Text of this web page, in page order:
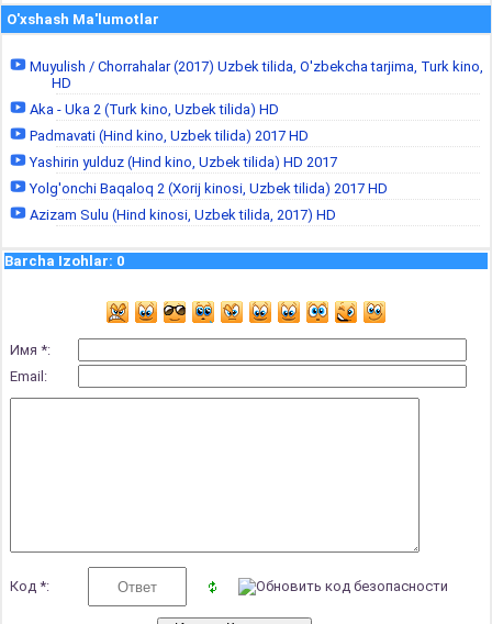
O'xshash Ma'lumotlar
Muyulish / Chorrahalar (2017) Uzbek tilida, O'zbekcha tarjima, Turk kino,
HD
Aka - Uka 2 (Turk kino, Uzbek tilida) HD
Padmavati (Hind kino, Uzbek tilida) 2017 HD
Yashirin yulduz (Hind kino, Uzbek tilida) HD 2017
Yolg'onchi Baqaloq 2 (Xorij kinosi, Uzbek tilida) 2017 HD
Azizam Sulu (Hind kinosi, Uzbek tilida, 2017) HD
Barcha Izohlar: 0
Имя *:
Email:
Код *: